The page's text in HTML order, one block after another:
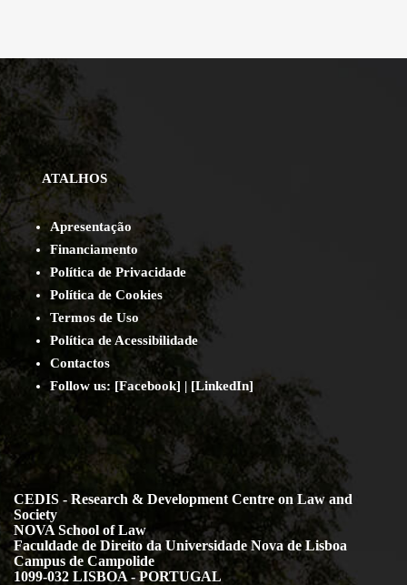
ATALHOS
Apresentação
Financiamento
Política de Privacidade
Política de Cookies
Termos de Uso
Política de Acessibilidade
Contactos
Follow us: [Facebook] | [LinkedIn]
CEDIS - Research & Development Centre on Law and
Society
NOVA School of Law
Faculdade de Direito da Universidade Nova de Lisboa
Campus de Campolide
1099-032 LISBOA - PORTUGAL